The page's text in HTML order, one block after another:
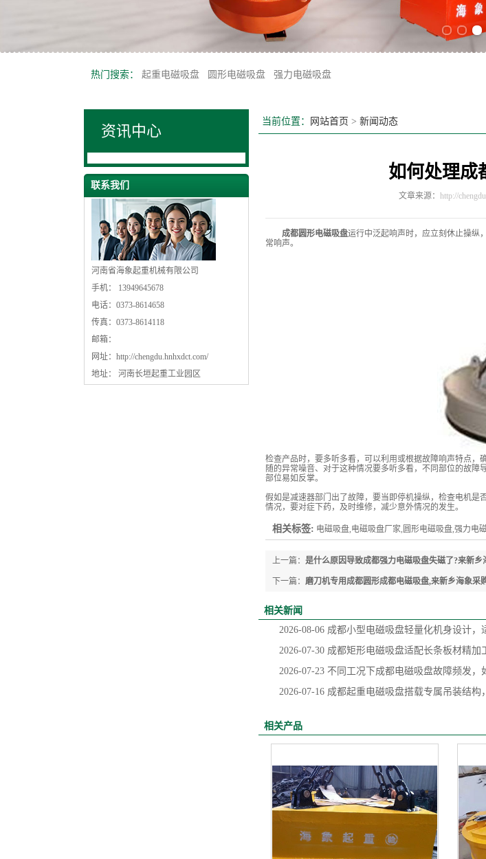
热门搜索： 起重电磁吸盘 圆形电磁吸盘 强力电磁吸盘
资讯中心
联系我们
河南省海象起重机械有限公司
手机： 13949645678
电话：0373-8614658
传真：0373-8614118
邮箱：
网址： http://chengdu.hnhxdct.com/
地址： 河南长垣起重工业园区
当前位置： 网站首页 > 新闻动态
如何处理成
文章来源： http://
成都圆形电磁吸盘运行中泛起响声时，应立刻休止操纵
常响声。
检查产品时，要多听多看，可以利用或根据故障响声特点
随的异常噪音、对于这种情况要多听多看，不同部位的故
部位易如反掌。
假如是减速器部门出了故障，要当即停机操纵，检查电机
情况，要对症下药，及时维修，减少意外情况的发生。
相关标签: 电磁吸盘,电磁吸盘厂家,圆形电磁吸盘,强力电
上一篇： 是什么原因导致成都强力电磁吸盘失磁了?来新乡
下一篇： 磨刀机专用成都圆形成都电磁吸盘,来新乡海象采
相关新闻
2026-08-06 成都小型电磁吸盘轻量化机身设计，
2026-07-30 成都矩形电磁吸盘适配长条板材精加
2026-07-23 不同工况下成都电磁吸盘故障频发，
2026-07-16 成都起重电磁吸盘搭载专属吊装结构
相关产品